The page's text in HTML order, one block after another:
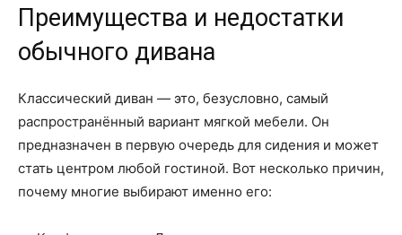
Преимущества и недостатки
обычного дивана
Классический диван — это, безусловно, самый
распространённый вариант мягкой мебели. Он
предназначен в первую очередь для сидения и может
стать центром любой гостиной. Вот несколько причин,
почему многие выбирают именно его: